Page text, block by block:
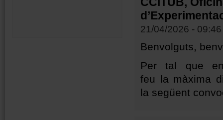
21/04/2026 - 09:46
Benvolguts,
Per tal que
feu la màxima
la següent